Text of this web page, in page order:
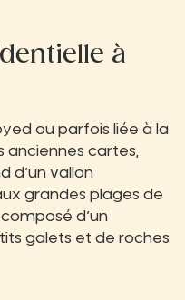
à
ou parfois liée à la
anciennes cartes,
d’un vallon
grandes plages de
d’un
galets et de roches